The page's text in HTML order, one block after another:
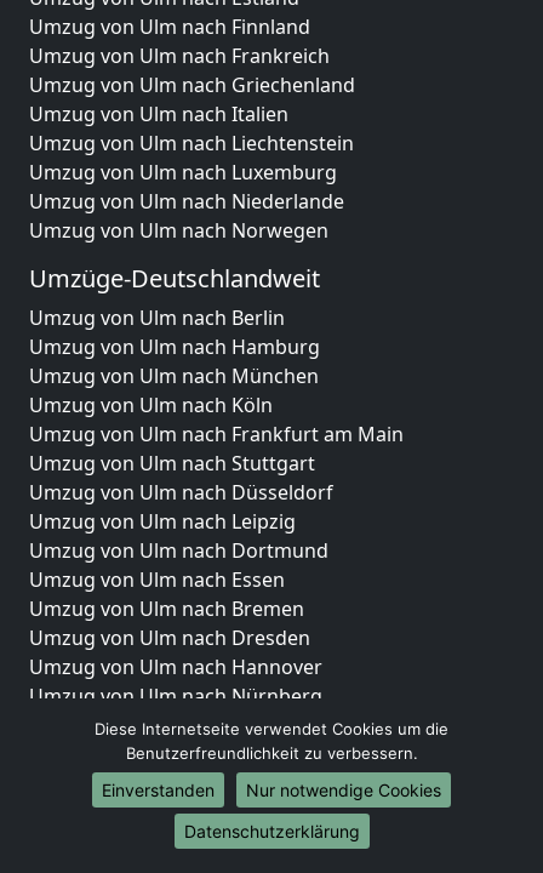
Umzug von Ulm nach Finnland
Umzug von Ulm nach Frankreich
Umzug von Ulm nach Griechenland
Umzug von Ulm nach Italien
Umzug von Ulm nach Liechtenstein
Umzug von Ulm nach Luxemburg
Umzug von Ulm nach Niederlande
Umzug von Ulm nach Norwegen
Umzüge-Deutschlandweit
Umzug von Ulm nach Berlin
Umzug von Ulm nach Hamburg
Umzug von Ulm nach München
Umzug von Ulm nach Köln
Umzug von Ulm nach Frankfurt am Main
Umzug von Ulm nach Stuttgart
Umzug von Ulm nach Düsseldorf
Umzug von Ulm nach Leipzig
Umzug von Ulm nach Dortmund
Umzug von Ulm nach Essen
Umzug von Ulm nach Bremen
Umzug von Ulm nach Dresden
Umzug von Ulm nach Hannover
Umzug von Ulm nach Nürnberg
Umzug von Ulm nach Duisburg
Umzug von Ulm nach Bochum
Umzug von Ulm nach Wuppertal
Umzug von Ulm nach Bielefeld
Umzug von Ulm nach Bonn
Diese Internetseite verwendet Cookies um die
Benutzerfreundlichkeit zu verbessern.
Einverstanden
Nur notwendige Cookies
Datenschutzerklärung